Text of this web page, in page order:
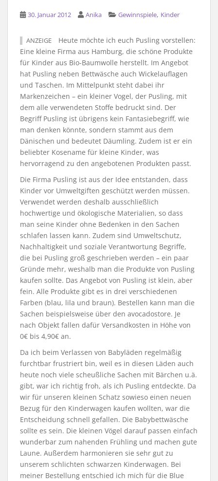
30. Januar 2012 Anika Gewinnspiele, Kinder
ANZEIGE
Heute möchte ich euch Pusling vorstellen:
Eine kleine Firma aus Hamburg, die schöne Produkte
für Kinder aus Bio-Baumwolle herstellt. Im Angebot
hat Pusling neben Bettwäsche auch Wickelauflagen
und Taschen. Im Mittelpunkt steht dabei ihr
Markenzeichen – ein kleiner Vogel, der Pusling, mit
dem alle verwendeten Stoffe bedruckt sind. Der
Begriff Pusling ist übrigens kein Fantasiebegriff, wie
man denken könnte, sondern stammt aus dem
Dänischen und bedeutet Däumling. Zudem ist er ein
beliebter Kosename für kleine Kinder, was
hervorragend zu den angebotenen Produkten passt.
Die Firma Pusling ist aus der Idee entstanden, dass
Kinder vor Umweltgiften geschützt werden müssen.
Verwendet werden deshalb ausschließlich
hochwertige und ökologische Materialien, so dass
man seine Kinder ohne Bedenken in den Sachen
schlafen lassen kann. Zudem sind Umweltschutz,
Nachhaltigkeit und soziale Verantwortung Begriffe,
die bei Pusling groß geschrieben werden – ein paar
Gründe mehr, weshalb man die Produkte von Pusling
kaufen sollte. Das Angebot von Pusling ist klein, aber
fein. Alle Produkte gibt es in drei verschiedenen
Farben (blau, lila und braun). Bestellen kann man die
Sachen beispielsweise über den avocadostore. Je
nach Objekt fallen dafür Versandkosten in Höhe von
0€ bis 4,90€ an.
Da ich beim Verlassen von Babyläden regelmäßig
furchtbar frustriert bin, weil es in diesen Läden auch
heute noch viele scheußliche Sachen mit Bärchen u.ä.
gibt, war ich richtig froh, als ich Pusling entdeckte. Da
wir für unseren kleinen Schatz sowieso einen neuen
Bezug für den Kinderwagen kaufen wollten, war die
Entscheidung schnell gefallen. Die Babybettwäsche
sollte es sein. Die kleinen Vögel darauf passen einfach
wunderbar zum nahenden Frühling und machen gute
Laune. Außerdem harmonieren sie sehr gut zu
unserem schlichten schwarzen Kinderwagen. Bei
meiner Bestellung entschied ich mich für die Blue